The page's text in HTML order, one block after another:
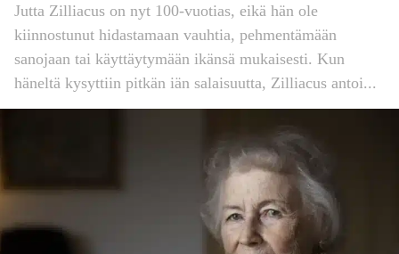
Jutta Zilliacus on nyt 100-vuotias, eikä hän ole
kiinnostunut hidastamaan vauhtia, pehmentämään
sanojaan tai käyttäytymään ikänsä mukaisesti. Kun
häneltä kysyttiin pitkän iän salaisuutta, Zilliacus antoi...